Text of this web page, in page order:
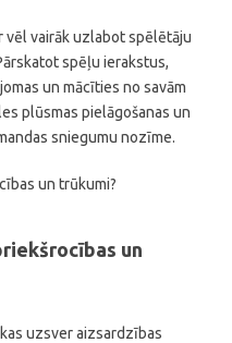
vēl vairāk uzlabot spēlētāju
spēļu ierakstus,
un mācīties no savām
plūsmas pielāgošanas un
sniegumu nozīme.
un
uzsver aizsardzības